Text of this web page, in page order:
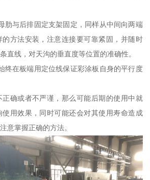
肋与后排固定支架固定，同样从中间向两端
方法安装，注意连接要可靠紧固，并随时
直线，对天沟的垂直度等位置的准确性。
终在板端用定位线保证彩涂板自身的平行度
确或者不严谨，那么可能后期的使用中就
用效果，同时可能还会对其使用寿命造成
意掌握正确的方法。